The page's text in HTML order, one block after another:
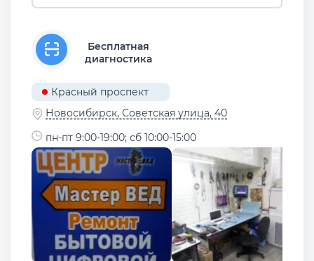
Бесплатная
диагностика
Красный проспект
Новосибирск, Советская улица, 40
пн-пт 9:00-19:00; сб 10:00-15:00